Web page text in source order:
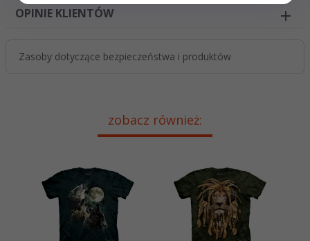
OPINIE KLIENTÓW
Zasoby dotyczące bezpieczeństwa i produktów
zobacz również: